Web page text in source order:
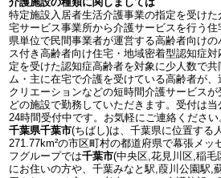
特定施設入居者生活介護事業の指定を受け
宅サービス事業所から介護サービスを行う
県単位で民間事業者が運営する高齢者向け
ス付き高齢者向け住宅・地域密着型認知症
定を受けた認知症高齢者を対象に少人数で
ム・主に在宅で介護を受けている高齢者が
クリエーションなどの短時間介護サービス
どの施設で勤務していただきます。受付は
24時間受付中です。お気軽にご連絡ください
千葉県千葉市(ちばし)は、千葉県に位置する
271.77km²の市区町村の都道府県で幕張メッ
フグループでは千葉市(中央区,花見川区,稲
にお住いの方や、千葉みなと駅,葭川公園駅,